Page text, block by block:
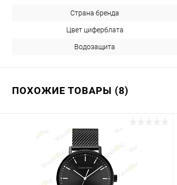
Страна бренда
Цвет циферблата
Водозащита
ПОХОЖИЕ ТОВАРЫ (8)